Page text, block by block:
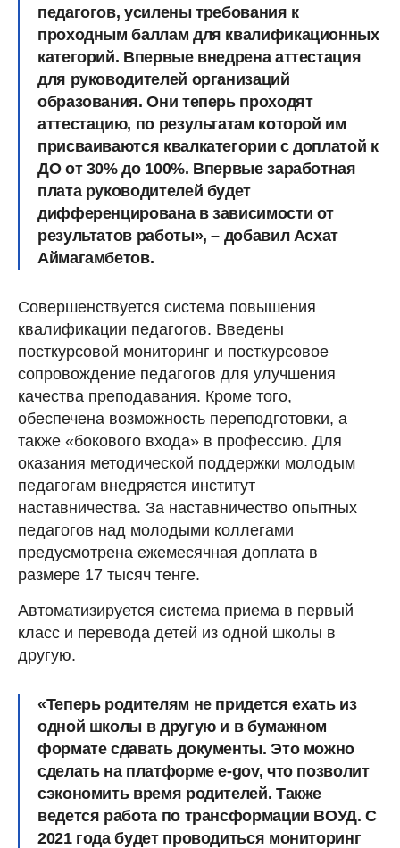
педагогов, усилены требования к
проходным баллам для квалификационных
категорий. Впервые внедрена аттестация
для руководителей организаций
образования. Они теперь проходят
аттестацию, по результатам которой им
присваиваются квалкатегории с доплатой к
ДО от 30% до 100%. Впервые заработная
плата руководителей будет
дифференцирована в зависимости от
результатов работы», – добавил Асхат
Аймагамбетов.
Совершенствуется система повышения
квалификации педагогов. Введены
посткурсовой мониторинг и посткурсовое
сопровождение педагогов для улучшения
качества преподавания. Кроме того,
обеспечена возможность переподготовки, а
также «бокового входа» в профессию. Для
оказания методической поддержки молодым
педагогам внедряется институт
наставничества. За наставничество опытных
педагогов над молодыми коллегами
предусмотрена ежемесячная доплата в
размере 17 тысяч тенге.
Автоматизируется система приема в первый
класс и перевода детей из одной школы в
другую.
«Теперь родителям не придется ехать из
одной школы в другую и в бумажном
формате сдавать документы. Это можно
сделать на платформе е-gov, что позволит
сэкономить время родителей. Также
ведется работа по трансформации ВОУД. С
2021 года будет проводиться мониторинг